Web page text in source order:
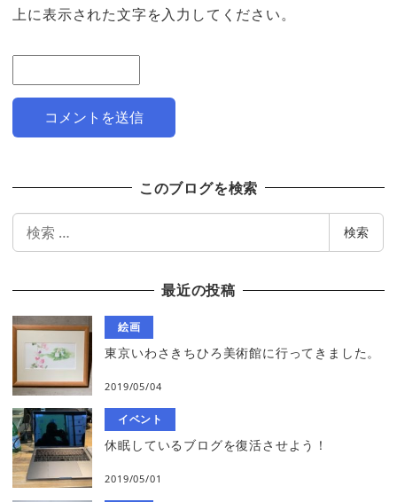
上に表示された文字を入力してください。
このブログを検索
索
検索
最近の投稿
絵画
東京いわさきちひろ美術館に行ってきました。
2019/05/04
イベント
休眠しているブログを復活させよう！
2019/05/01